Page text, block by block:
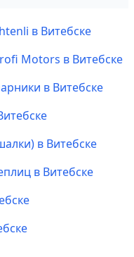
в Витебске
Motors в Витебске
в Витебске
в Витебске
в Витебске